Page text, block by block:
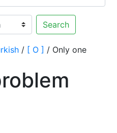
Search
/ [ O ] / Only one